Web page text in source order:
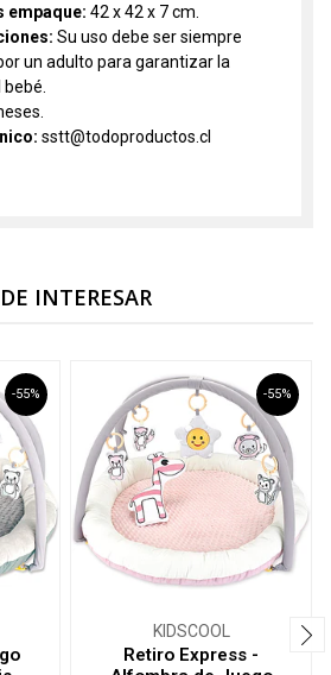
empaque: 42 x 42 x 7 cm.
Su uso debe ser siempre
un adulto para garantizar la
sstt@todoproductos.cl
INTERESAR
-55% -55%
KIDSCOOL
Retiro Express -